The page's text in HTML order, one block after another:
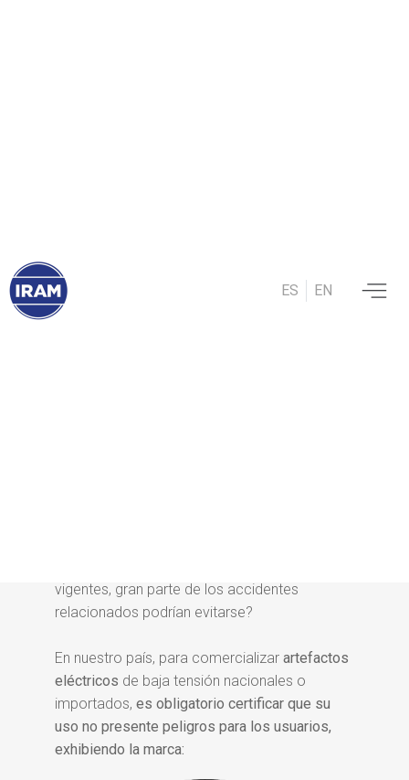
ES EN
Te acercamos recomendaciones para que
compres con tranquilidad.
¡No te lo pierdas!
vigentes, gran parte de los accidentes
relacionados podrían evitarse?
En nuestro país, para comercializar artefactos
eléctricos de baja tensión nacionales o
importados, es obligatorio certificar que su
uso no presente peligros para los usuarios,
exhibiendo la marca: